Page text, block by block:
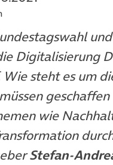
Digitalisierung
Wie steht es um
wie
Stefan-